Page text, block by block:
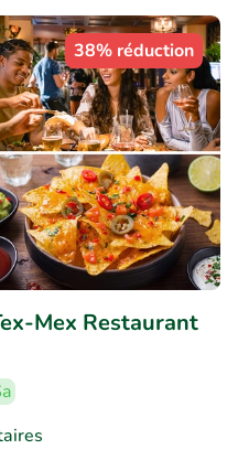
38% réduction
Mex Restaurant